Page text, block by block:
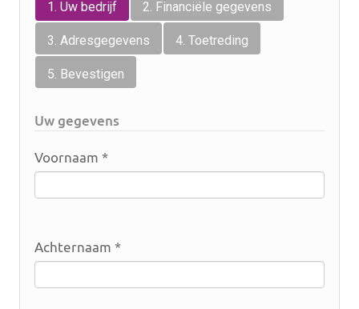
1. Uw bedrijf 2. Financiële gegevens
3. Adresgegevens 4. Toetreding
5. Bevestigen
Uw gegevens
Voornaam *
Achternaam *